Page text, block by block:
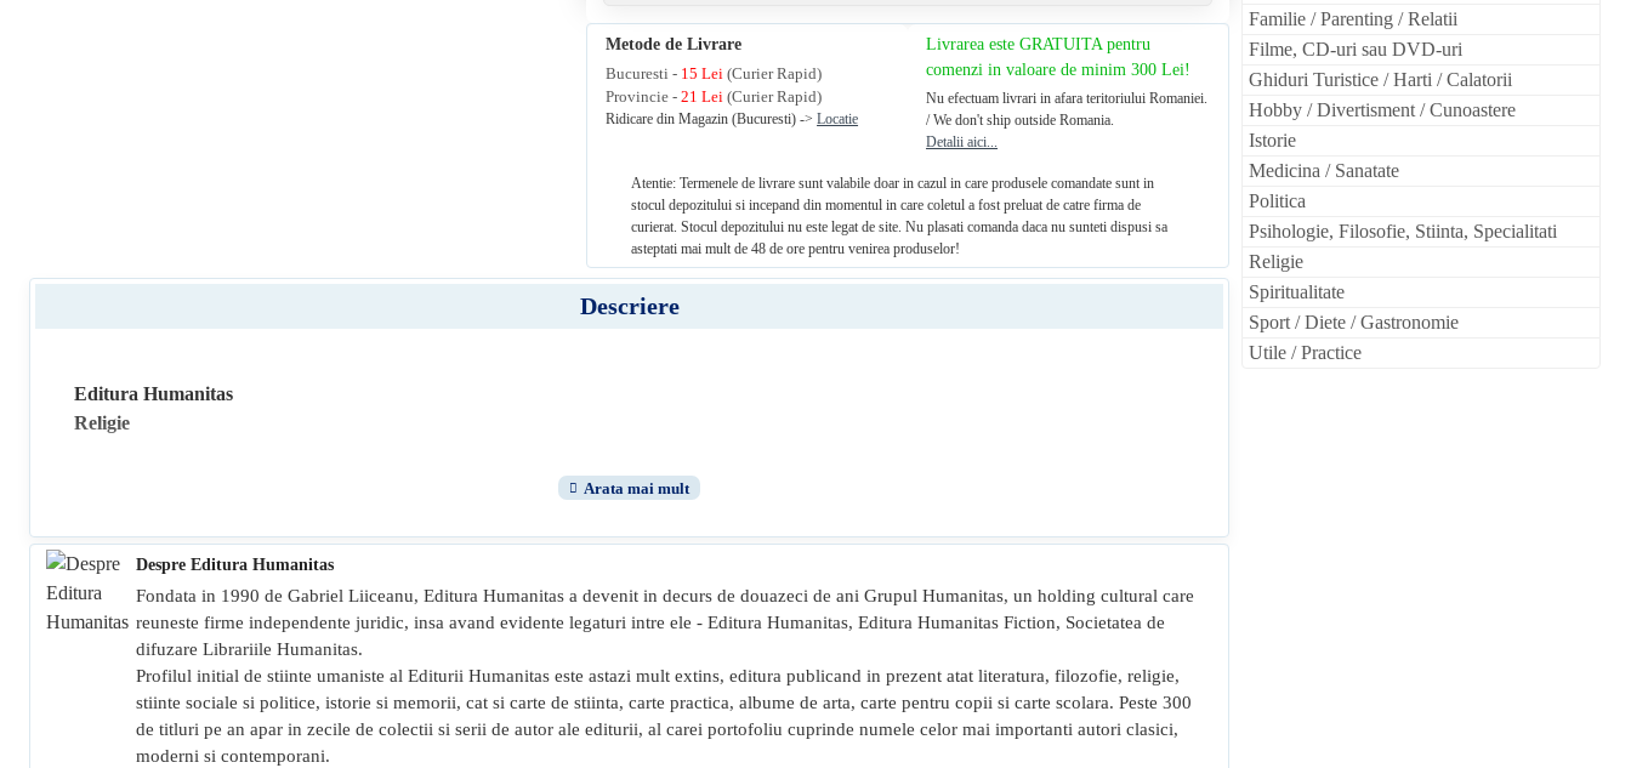
Metode de Livrare
Bucuresti - 15 Lei (Curier Rapid)
Provincie -21 Lei (Curier Rapid)
Ridicare din Magazin (Bucuresti) ->Locatie
Livrarea este GRATUITA pentru
comenzi in valoare de minim 300 Lei!
Nu efectuam livrari in afara teritoriului Romaniei.
/ We don't ship outside Romania.
Detalii aici...
Atentie: Termenele de livrare sunt valabile doar in cazul in care produsele comandate sunt in
stocul depozitului si incepand din momentul in care coletul a fost preluat de catre firma de
curierat. Stocul depozitului nu este legat de site. Nu plasati comanda daca nu sunteti dispusi sa
asteptati mai mult de 48 de ore pentru venirea produselor!
Despre Editura Humanitas
Fondata in 1990 de Gabriel Liiceanu, Editura Humanitas a devenit in decurs de douazeci de ani Grupul Humanitas, un holding cultural care
reuneste firme independente juridic, insa avand evidente legaturi intre ele - Editura Humanitas, Editura Humanitas Fiction, Societatea de
difuzare Librariile Humanitas.
Profilul initial de stiinte umaniste al Editurii Humanitas este astazi mult extins, editura publicand in prezent atat literatura, filozofie, religie,
stiinte sociale si politice, istorie si memorii, cat si carte de stiinta, carte practica, albume de arta, carte pentru copii si carte scolara. Peste 300
de titluri pe an apar in zecile de colectii si serii de autor ale editurii, al carei portofoliu cuprinde numele celor mai importanti autori clasici,
moderni si contemporani.
Descriere
Editura Humanitas
Religie
Familie / Parenting / Relatii
Filme, CD-uri sau DVD-uri
Ghiduri Turistice / Harti / Calatorii
Hobby / Divertisment / Cunoastere
Istorie
Medicina / Sanatate
Politica
Psihologie, Filosofie, Stiinta, Specialitati
Religie
Spiritualitate
Sport / Diete / Gastronomie
Utile / Practice